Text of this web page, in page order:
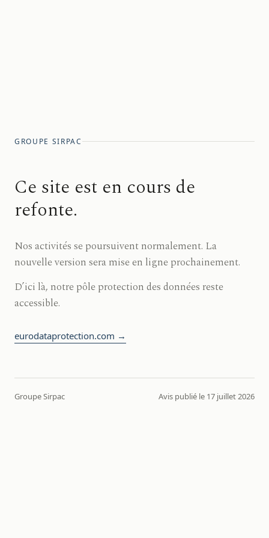
GROUPE SIRPAC
Ce site est en cours de
refonte.
Nos activités se poursuivent normalement. La
nouvelle version sera mise en ligne prochainement.
D’ici là, notre pôle protection des données reste
accessible.
eurodataprotection.com →
Groupe Sirpac Avis publié le 17 juillet 2026